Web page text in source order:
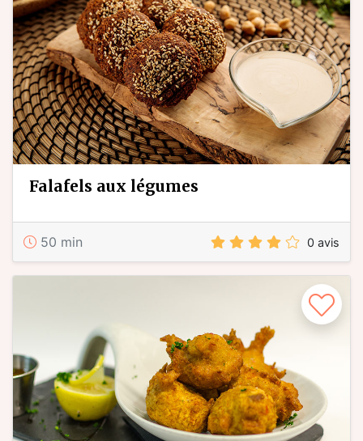
falafels aux légumes
50 min 0 avis